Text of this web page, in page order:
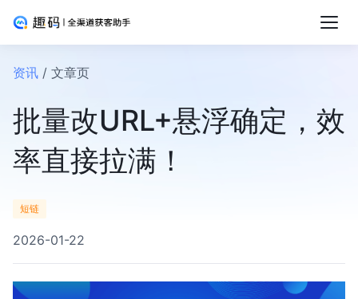
资讯 / 文章页
批量改URL+悬浮确定，效
率直接拉满！
短链
2026-01-22